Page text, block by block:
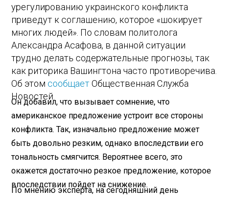
урегулированию украинского конфликта
приведут к соглашению, которое «шокирует
многих людей». По словам политолога
Александра Асафова, в данной ситуации
трудно делать содержательные прогнозы, так
как риторика Вашингтона часто противоречива.
Об этом сообщаетОбщественная Служба
Новостей.
Он добавил, что вызывает сомнение, что
американское предложение устроит все стороны
конфликта. Так, изначально предложение может
быть довольно резким, однако впоследствии его
тональность смягчится. Вероятнее всего, это
окажется достаточно резкое предложение, которое
впоследствии пойдет на снижение.
По мнению эксперта, на сегодняшний день